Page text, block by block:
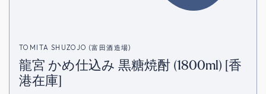
TOMITA SHUZOJO (富田酒造場)
龍宮 かめ仕込み 黒糖焼酎 (1800ml) [香
港在庫]